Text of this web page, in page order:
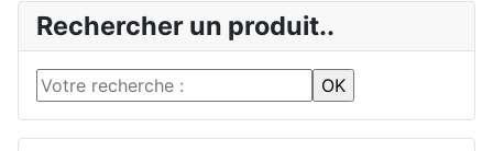
Rechercher un produit..